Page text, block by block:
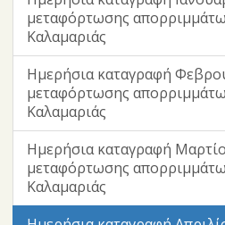
μεταφόρτωσης
Καλαμαριάς
Ημερήσια καταγραφή
μεταφόρτωσης
Καλαμαριάς
Ημερήσια καταγραφή
μεταφόρτωσης
Καλαμαριάς